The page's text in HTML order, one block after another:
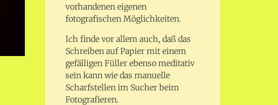
vorhandenen eigenen
fotografischen Möglichkeiten.
Ich finde vor allem auch, daß das
Schreiben auf Papier mit einem
gefälligen Füller ebenso meditativ
sein kann wie das manuelle
Scharfstellen im Sucher beim
Fotografieren.